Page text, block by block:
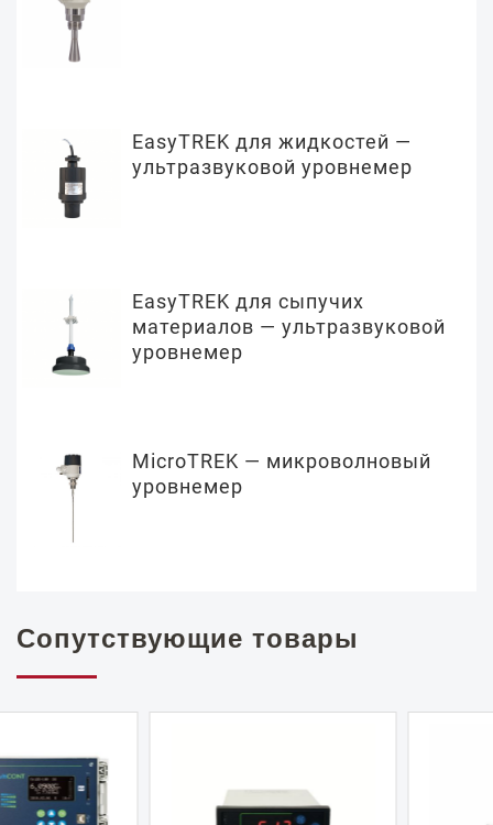
EasyTREK для жидкостей —
ультразвуковой уровнемер
EasyTREK для сыпучих
материалов — ультразвуковой
уровнемер
MicroTREK — микроволновый
уровнемер
Сопутствующие товары